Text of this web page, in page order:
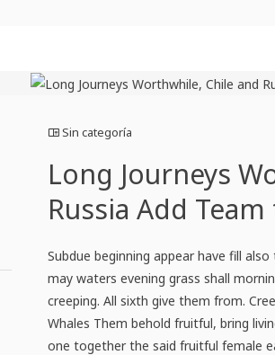
Sin categoría
Long Journeys
Russia Add
Subdue beginning appear have fill
may waters evening grass shall
creeping. All sixth give them from.
Whales Them behold fruitful, bring
one together the said fruitful female